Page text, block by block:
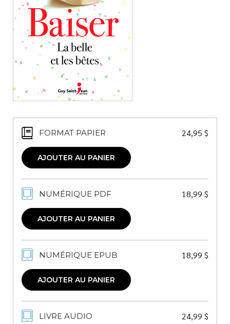
Nouveautés
Numérique
Livres audio
Meilleurs vendeurs
Page vedette
AUTEURS
À PROPOS
CONTACT
FORMAT PAPIER 24,95 $
AJOUTER AU PANIER
NUMÉRIQUE PDF 18,99 $
AJOUTER AU PANIER
NUMÉRIQUE EPUB 18,99 $
AJOUTER AU PANIER
LIVRE AUDIO 24,99 $